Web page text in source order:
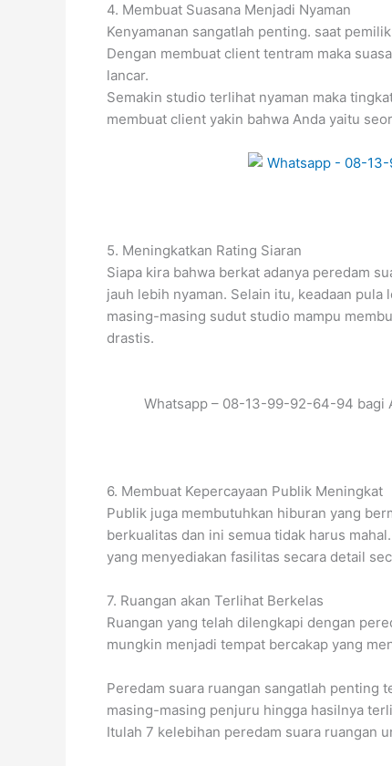
4. Membuat Suasana Menjadi Nyaman
Kenyamanan sangatlah penting. saat
Dengan membuat client tentram maka
lancar.
Semakin studio terlihat nyaman maka
membuat client yakin bahwa Anda yaitu
5. Meningkatkan Rating Siaran
Siapa kira bahwa berkat adanya peredam
jauh lebih nyaman. Selain itu, keadaan
masing-masing sudut studio mampu
drastis.
Whatsapp – 08-13-99-92-64-94 bagi
6. Membuat Kepercayaan Publik Meningkat
Publik juga membutuhkan hiburan yang
berkualitas dan ini semua tidak harus
yang menyediakan fasilitas secara detail
7. Ruangan akan Terlihat Berkelas
Ruangan yang telah dilengkapi dengan
mungkin menjadi tempat bercakap yang
Peredam suara ruangan sangatlah penting
masing-masing penjuru hingga hasilnya
Itulah 7 kelebihan peredam suara ruangan